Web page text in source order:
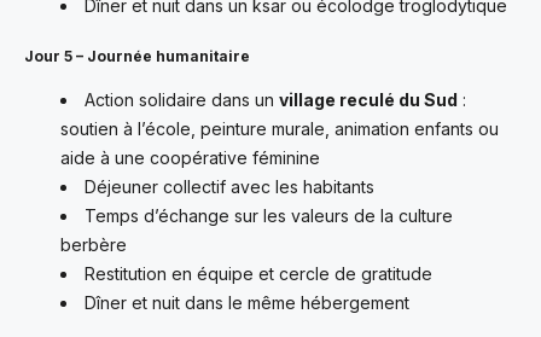
Dîner et nuit dans un ksar ou écolodge troglodytique
Jour 5 – Journée humanitaire
Action solidaire dans un village reculé du Sud :
soutien à l’école, peinture murale, animation enfants ou
aide à une coopérative féminine
Déjeuner collectif avec les habitants
Temps d’échange sur les valeurs de la culture
berbère
Restitution en équipe et cercle de gratitude
Dîner et nuit dans le même hébergement